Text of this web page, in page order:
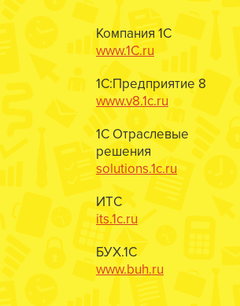
Компания 1С
www.1C.ru
1С:Предприятие 8
www.v8.1c.ru
1С Отраслевые
решения
solutions.1c.ru
ИТС
its.1c.ru
БУХ.1С
www.buh.ru